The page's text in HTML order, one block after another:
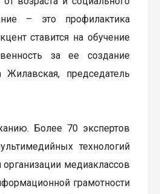
– это профилактика
ставится на обучение
за ее создание
председатель
Более 70 экспертов
технологий
медиаклассов
грамотности